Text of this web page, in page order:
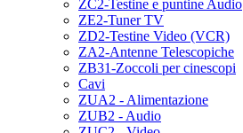
ZC2-Testine e puntine Audio
ZE2-Tuner TV
ZD2-Testine Video (VCR)
ZA2-Antenne Telescopiche
ZB31-Zoccoli per cinescopi
Cavi
ZUA2 - Alimentazione
ZUB2 - Audio